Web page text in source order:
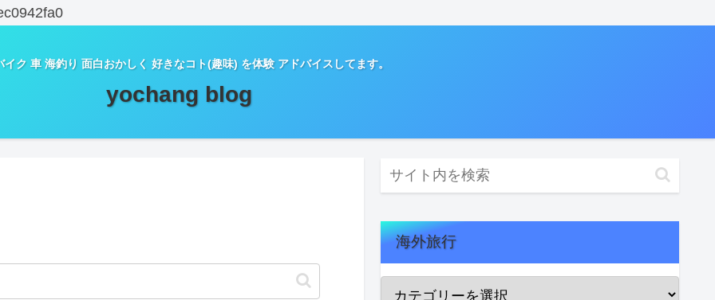
イク 車 海釣り 面白おかしく 好きなコト(趣味) を体験 アドバイスしてます。
yochang blog
海外旅行